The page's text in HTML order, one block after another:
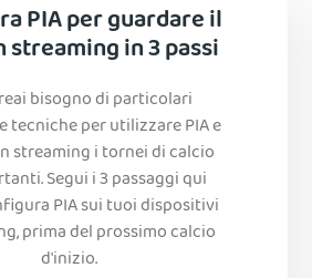
PIA per guardare il
streaming in 3 passi
bisogno di particolari
tecniche per utilizzare PIA e
streaming i tornei di calcio
Segui i 3 passaggi qui
PIA sui tuoi dispositivi
prima del prossimo calcio
d'inizio.